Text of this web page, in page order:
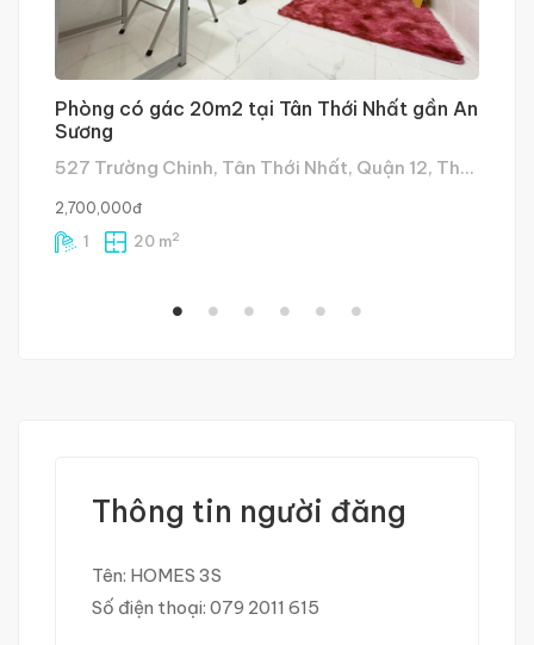
Phòng có gác 20m2 tại Tân Thới Nhất gần An
Sương
527 Trường Chinh, Tân Thới Nhất, Quận 12, Thành phố Hồ Chí Minh, Việt Nam
2,700,000đ
1 20 m2
Thông tin người đăng
Tên: HOMES 3S
Số điện thoại: 079 2011 615